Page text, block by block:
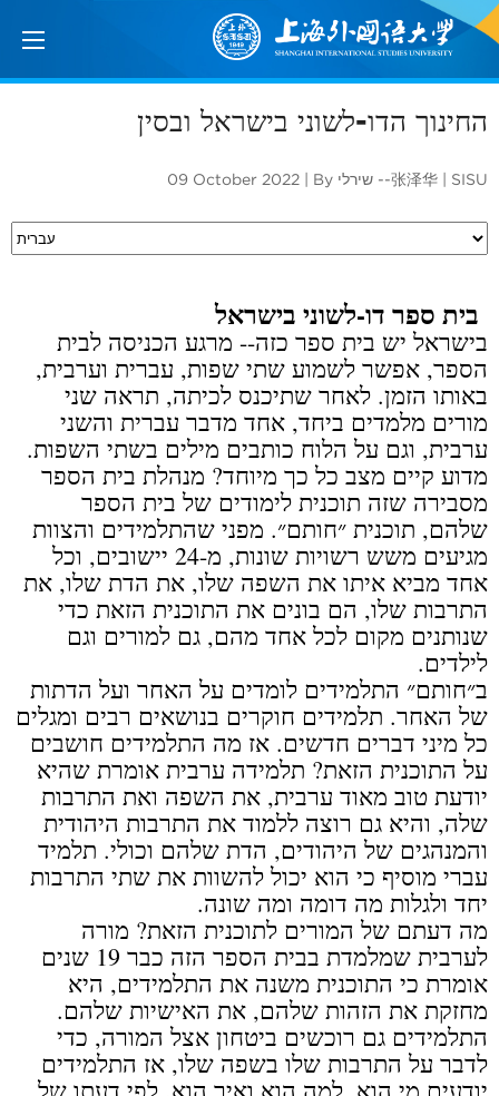
החינוך הדו-לשוני בישראל ובסין
09 October 2022 | By שירלי --张泽华 | SISU
בית ספר דו-לשוני בישראל
בישראל יש בית ספר כזה-- מרגע הכניסה לבית
הספר, אפשר לשמוע שתי שפות, עברית וערבית,
באותו הזמן. לאחר שתיכנס לכיתה, תראה שני
מורים מלמדים ביחד, אחד מדבר עברית והשני
ערבית, וגם על הלוח כותבים מילים בשתי השפות.
מדוע קיים מצב כל כך מיוחד? מנהלת בית הספר
מסבירה שזה תוכנית לימודים של בית הספר
שלהם, תוכנית ״חותם״. מפני שהתלמידים והצוות
מגיעים משש רשויות שונות, מ-24 יישובים, וכל
אחד מביא איתו את השפה שלו, את הדת שלו, את
התרבות שלו, הם בונים את התוכנית הזאת כדי
שנותנים מקום לכל אחד מהם, גם למורים וגם
לילדים.
ב״חותם״ התלמידים לומדים על האחר ועל הדתות
של האחר. תלמידים חוקרים בנושאים רבים ומגלים
כל מיני דברים חדשים. אז מה התלמידים חושבים
על התוכנית הזאת? תלמידה ערבית אומרת שהיא
יודעת טוב מאוד ערבית, את השפה ואת התרבות
שלה, והיא גם רוצה ללמוד את התרבות היהודית
והמנהגים של היהודים, הדת שלהם וכולי. תלמיד
עברי מוסיף כי הוא יכול להשוות את שתי התרבות
יחד ולגלות מה דומה ומה שונה.
מה דעתם של המורים לתוכנית הזאת? מורה
לערבית שמלמדת בבית הספר הזה כבר 19 שנים
אומרת כי התוכנית משנה את התלמידים, היא
מחזקת את הזהות שלהם, את האישיות שלהם.
התלמידים גם רוכשים ביטחון אצל המורה, כדי
לדבר על התרבות שלו בשפה שלו, אז התלמידים